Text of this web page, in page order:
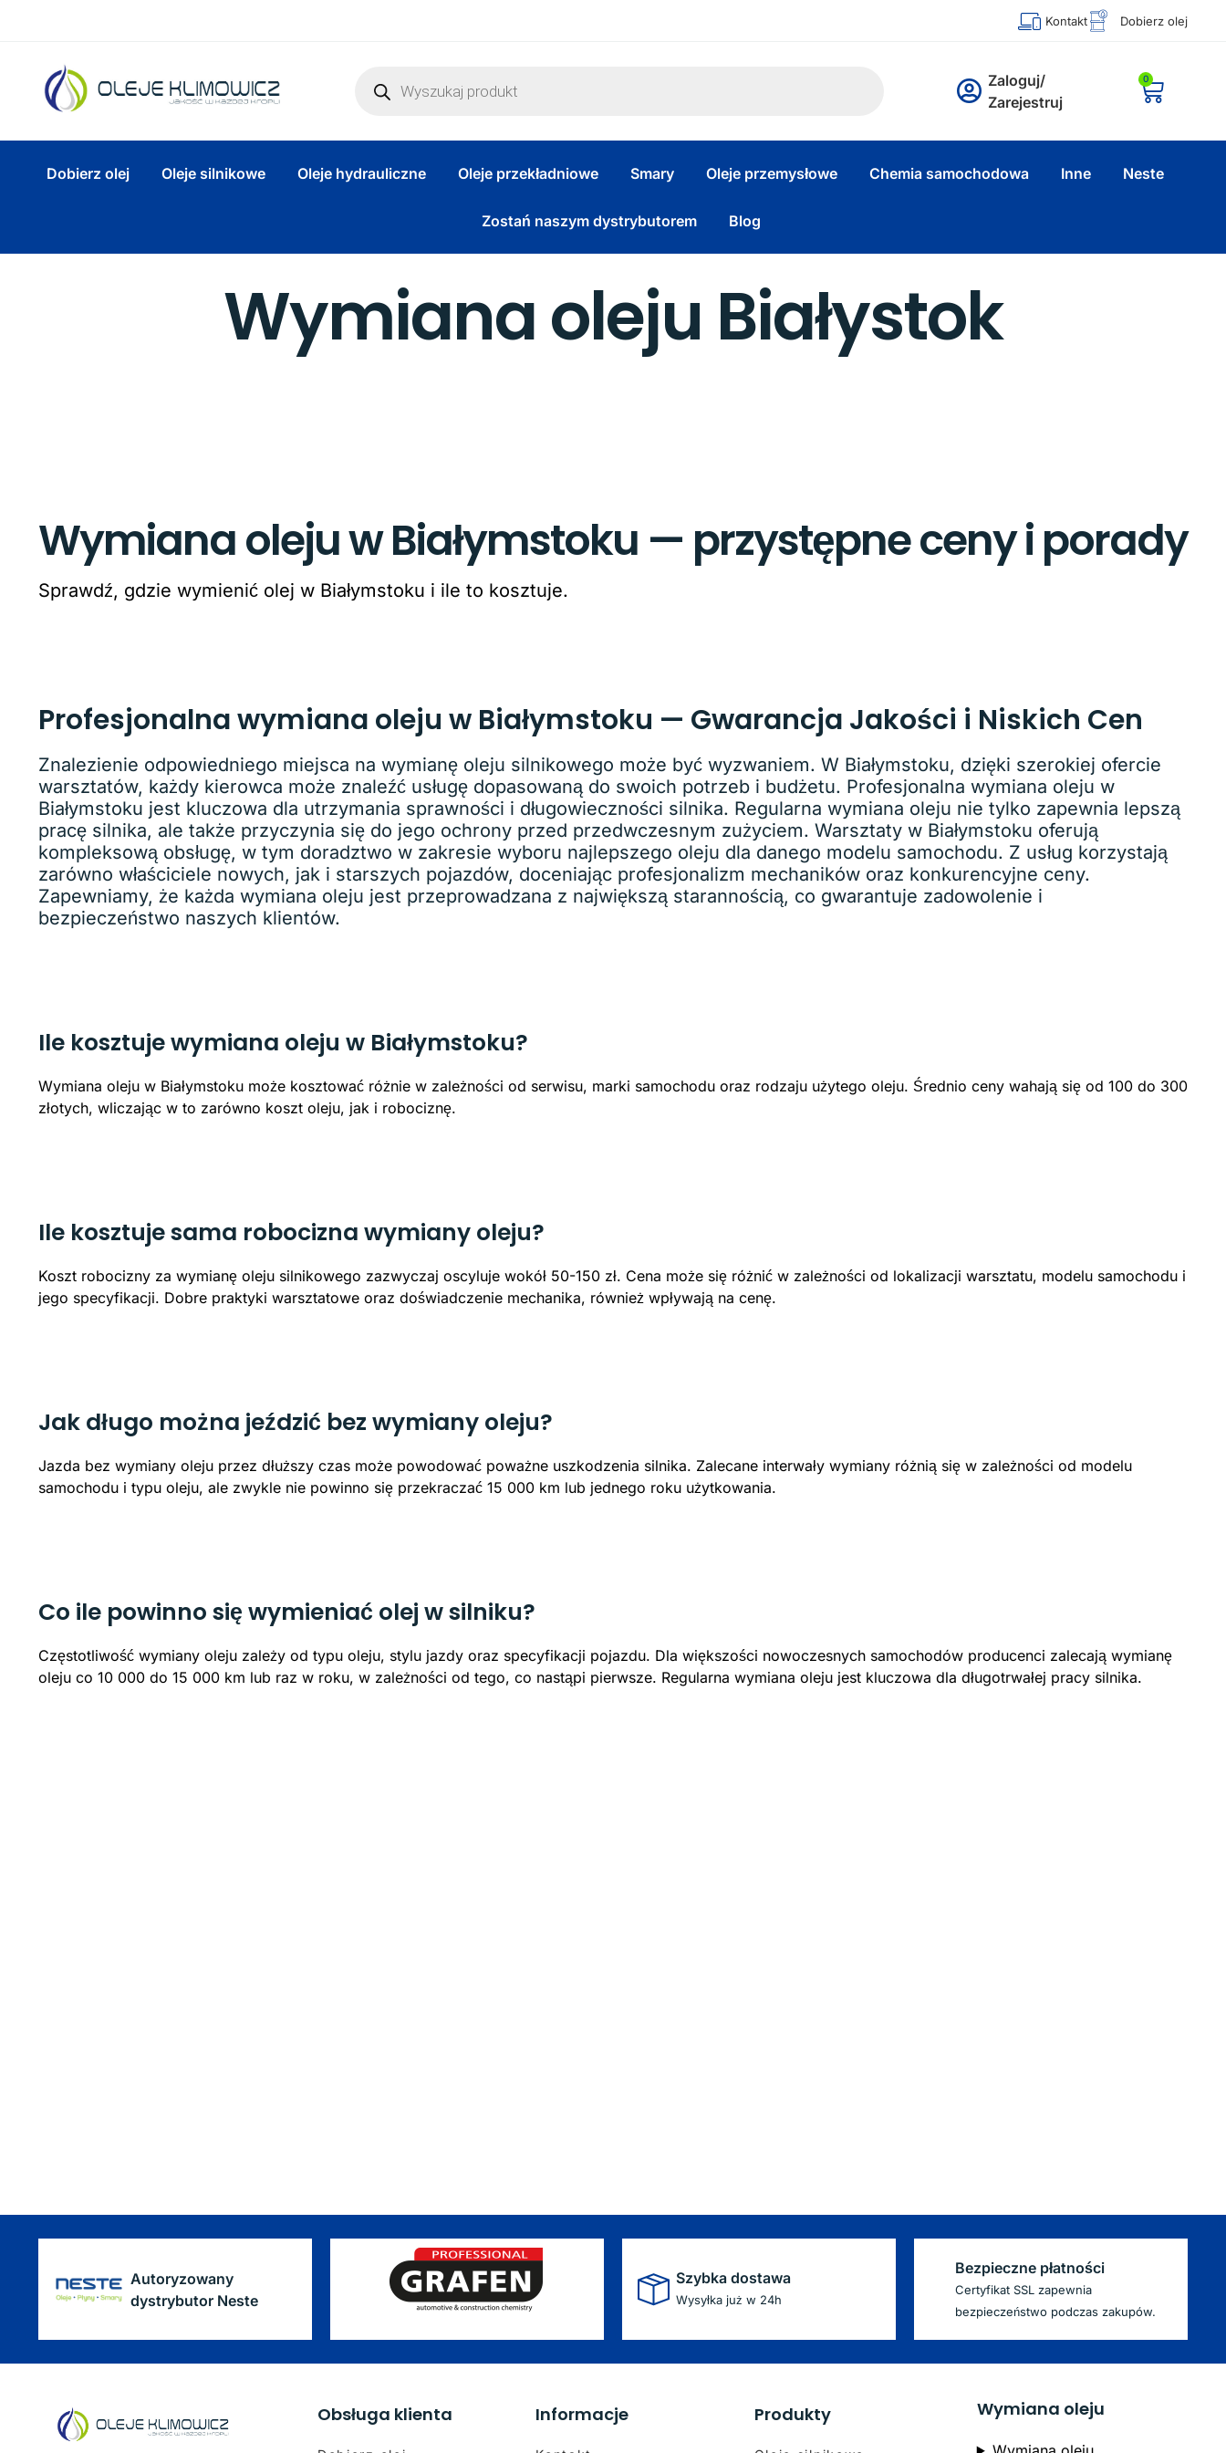
Kontakt Dobierz olej
Zaloguj/
Zarejestruj
0
Dobierz olej Oleje silnikowe Oleje hydrauliczne Oleje przekładniowe Smary Oleje przemysłowe Chemia samochodowa Inne Neste
Zostań naszym dystrybutorem Blog
Wymiana oleju Białystok
Wymiana oleju w Białymstoku — przystępne ceny i porady
Sprawdź, gdzie wymienić olej w Białymstoku i ile to kosztuje.
Profesjonalna wymiana oleju w Białymstoku — Gwarancja Jakości i Niskich Cen
Znalezienie odpowiedniego miejsca na wymianę oleju silnikowego może być wyzwaniem. W Białymstoku, dzięki szerokiej ofercie
warsztatów, każdy kierowca może znaleźć usługę dopasowaną do swoich potrzeb i budżetu. Profesjonalna wymiana oleju w
Białymstoku jest kluczowa dla utrzymania sprawności i długowieczności silnika. Regularna wymiana oleju nie tylko zapewnia lepszą
pracę silnika, ale także przyczynia się do jego ochrony przed przedwczesnym zużyciem. Warsztaty w Białymstoku oferują
kompleksową obsługę, w tym doradztwo w zakresie wyboru najlepszego oleju dla danego modelu samochodu. Z usług korzystają
zarówno właściciele nowych, jak i starszych pojazdów, doceniając profesjonalizm mechaników oraz konkurencyjne ceny.
Zapewniamy, że każda wymiana oleju jest przeprowadzana z największą starannością, co gwarantuje zadowolenie i
bezpieczeństwo naszych klientów.
Ile kosztuje wymiana oleju w Białymstoku?
Wymiana oleju w Białymstoku może kosztować różnie w zależności od serwisu, marki samochodu oraz rodzaju użytego oleju. Średnio ceny wahają się od 100 do 300
złotych, wliczając w to zarówno koszt oleju, jak i robociznę.
Ile kosztuje sama robocizna wymiany oleju?
Koszt robocizny za wymianę oleju silnikowego zazwyczaj oscyluje wokół 50-150 zł. Cena może się różnić w zależności od lokalizacji warsztatu, modelu samochodu i
jego specyfikacji. Dobre praktyki warsztatowe oraz doświadczenie mechanika, również wpływają na cenę.
Jak długo można jeździć bez wymiany oleju?
Jazda bez wymiany oleju przez dłuższy czas może powodować poważne uszkodzenia silnika. Zalecane interwały wymiany różnią się w zależności od modelu
samochodu i typu oleju, ale zwykle nie powinno się przekraczać 15 000 km lub jednego roku użytkowania.
Co ile powinno się wymieniać olej w silniku?
Częstotliwość wymiany oleju zależy od typu oleju, stylu jazdy oraz specyfikacji pojazdu. Dla większości nowoczesnych samochodów producenci zalecają wymianę
oleju co 10 000 do 15 000 km lub raz w roku, w zależności od tego, co nastąpi pierwsze. Regularna wymiana oleju jest kluczowa dla długotrwałej pracy silnika.
Autoryzowany
dystrybutor Neste
Szybka dostawa
Wysyłka już w 24h
Bezpieczne płatności
Certyfikat SSL zapewnia
bezpieczeństwo podczas zakupów.
Obsługa klienta Informacje Produkty Wymiana oleju